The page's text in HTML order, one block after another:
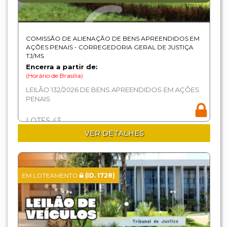
COMISSÃO DE ALIENAÇÃO DE BENS APREENDIDOS EM
AÇÕES PENAIS - CORREGEDORIA GERAL DE JUSTIÇA
TJ/MS
Encerra a partir de:
(Horário de Brasília)
LEILÃO 132/2026 DE BENS APREENDIDOS EM AÇÕES
PENAIS
LOTES 43
VER DETALHES
EM LOTEAMENTO (ID. 1728)